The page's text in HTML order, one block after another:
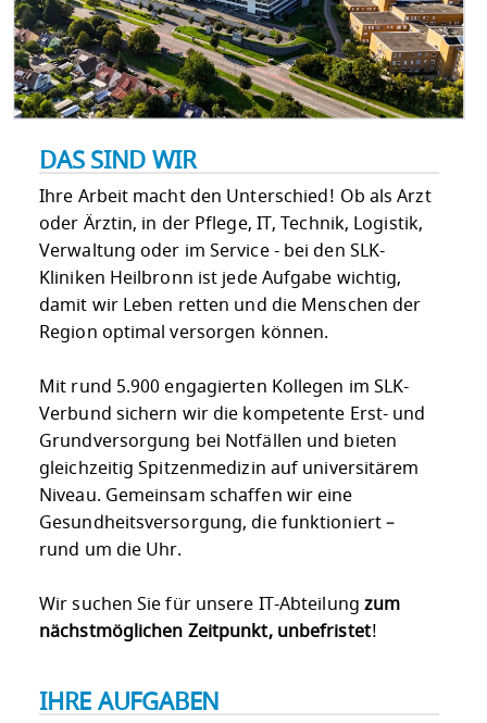
DAS SIND WIR
Ihre Arbeit macht den Unterschied! Ob als Arzt
oder Ärztin, in der Pflege, IT, Technik, Logistik,
Verwaltung oder im Service - bei den SLK-
Kliniken Heilbronn ist jede Aufgabe wichtig,
damit wir Leben retten und die Menschen der
Region optimal versorgen können.
Mit rund 5.900 engagierten Kollegen im SLK-
Verbund sichern wir die kompetente Erst- und
Grundversorgung bei Notfällen und bieten
gleichzeitig Spitzenmedizin auf universitärem
Niveau. Gemeinsam schaffen wir eine
Gesundheitsversorgung, die funktioniert –
rund um die Uhr.
Wir suchen Sie für unsere IT-Abteilung zum
nächstmöglichen Zeitpunkt, unbefristet!
IHRE AUFGABEN